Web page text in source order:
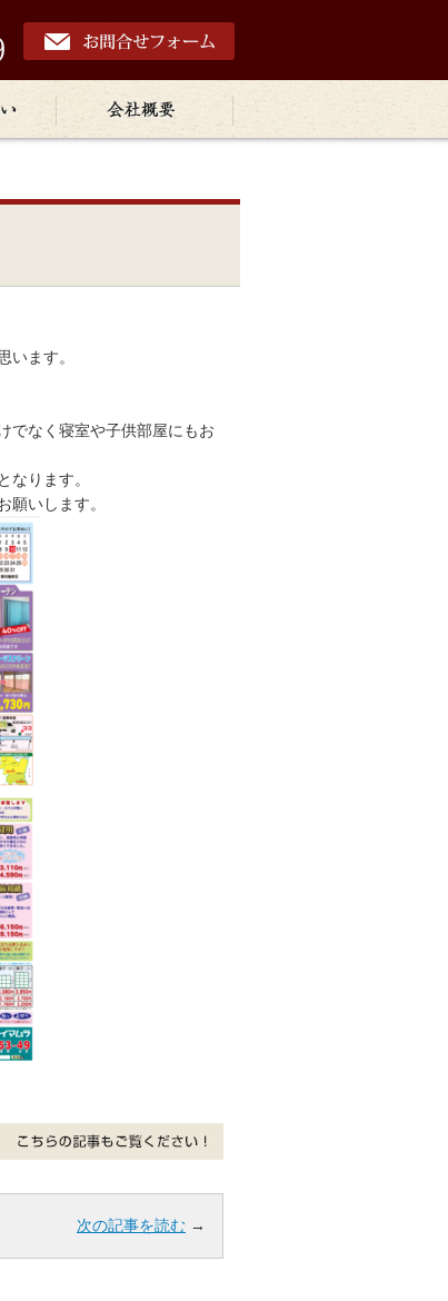
います。
でなく寝室や子供部屋にもお
なります。
いします。
次の記事を読む →